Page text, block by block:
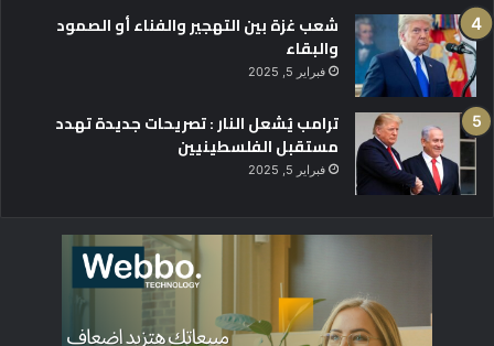
شعب غزة بين التهجير والفناء أو الصمود
والبقاء
فبراير 5, 2025
ترامب يُشعل النار : تصريحات جديدة تهدد
مستقبل الفلسطينيين
فبراير 5, 2025